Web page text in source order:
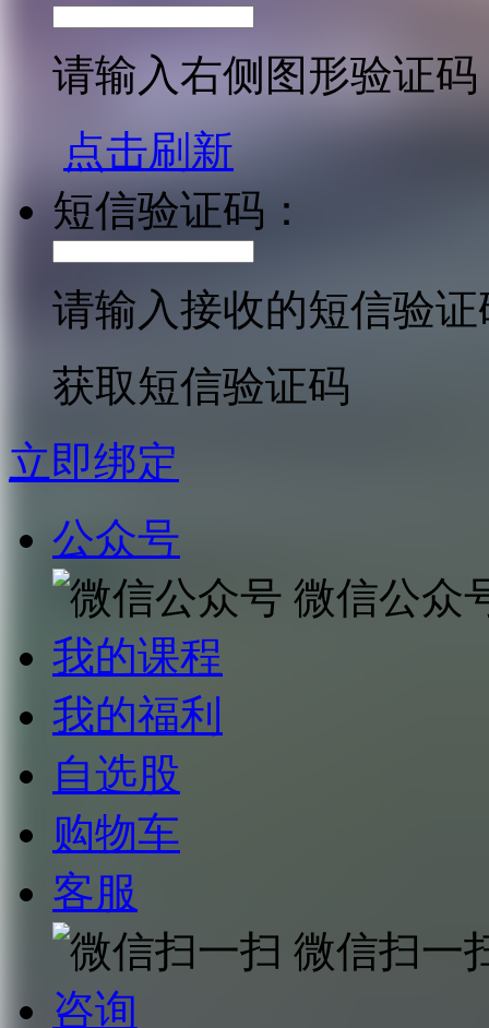
请输入右侧图形验证码
点击刷新
短信验证码：
请输入接收的短信验证
获取短信验证码
立即绑定
公众号
微信公众
我的课程
我的福利
自选股
购物车
客服
微信扫一
咨询